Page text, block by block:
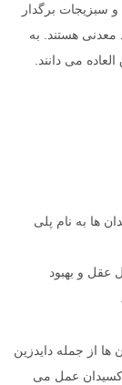
سبزیجات برگدار
معدنی هستند. به
می دانند.
ها به نام پلی
عقل و بهبود
ها از جمله دایدزین
اکسیدان عمل می